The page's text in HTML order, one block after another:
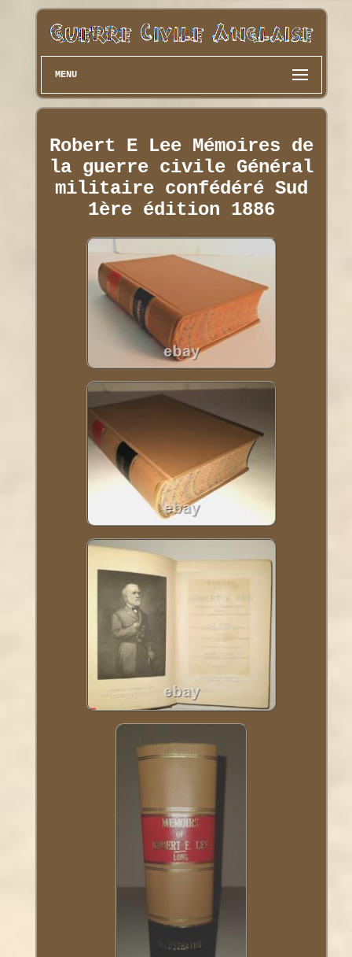
MENU
Robert E Lee Mémoires de
la guerre civile Général
militaire confédéré Sud
1ère édition 1886